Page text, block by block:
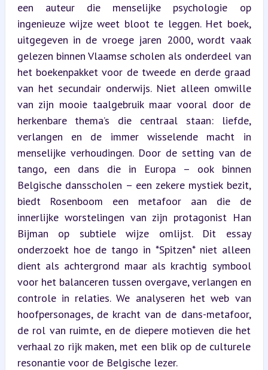
een auteur die menselijke psychologie op
ingenieuze wijze weet bloot te leggen. Het boek,
uitgegeven in de vroege jaren 2000, wordt vaak
gelezen binnen Vlaamse scholen als onderdeel van
het boekenpakket voor de tweede en derde graad
van het secundair onderwijs. Niet alleen omwille
van zijn mooie taalgebruik maar vooral door de
herkenbare thema’s die centraal staan: liefde,
verlangen en de immer wisselende macht in
menselijke verhoudingen. Door de setting van de
tango, een dans die in Europa – ook binnen
Belgische dansscholen – een zekere mystiek bezit,
biedt Rosenboom een metafoor aan die de
innerlijke worstelingen van zijn protagonist Han
Bijman op subtiele wijze omlijst. Dit essay
onderzoekt hoe de tango in *Spitzen* niet alleen
dient als achtergrond maar als krachtig symbool
voor het balanceren tussen overgave, verlangen en
controle in relaties. We analyseren het web van
hoofpersonages, de kracht van de dans-metafoor,
de rol van ruimte, en de diepere motieven die het
verhaal zo rijk maken, met een blik op de culturele
resonantie voor de Belgische lezer.